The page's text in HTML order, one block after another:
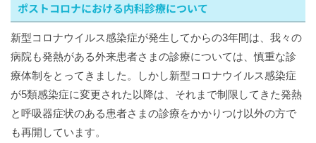
ポストコロナにおける内科診療について
新型コロナウイルス感染症が発生してからの3年間は、我々の
病院も発熱がある外来患者さまの診療については、慎重な診
療体制をとってきました。しかし新型コロナウイルス感染症
が5類感染症に変更された以降は、それまで制限してきた発熱
と呼吸器症状のある患者さまの診療をかかりつけ以外の方で
も再開しています。